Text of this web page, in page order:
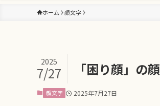
ホーム 顔文字
「困り顔」の
2025
7/27
顔文字 2025年7月27日